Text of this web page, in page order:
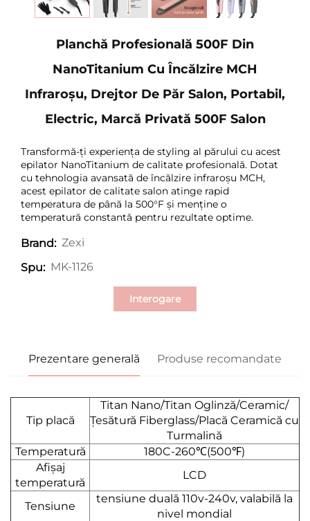
Planchă Profesională 500F Din
NanoTitanium Cu Încălzire MCH
Infraroșu, Drejtor De Păr Salon, Portabil,
Electric, Marcă Privată 500F Salon
Transformă-ți experiența de styling al părului cu acest
epilator NanoTitanium de calitate profesională. Dotat
cu tehnologia avansată de încălzire infraroșu MCH,
acest epilator de calitate salon atinge rapid
temperatura de până la 500°F și menține o
temperatură constantă pentru rezultate optime.
Brand: Zexi
Spu: MK-1126
Interogare
Prezentare generală Produse recomandate
Tip placă
Titan Nano/Titan Oglinză/Ceramic/
Țesătură Fiberglass/Placă Ceramică cu
Turmalină
Temperatură
180C-260℃(500℉)
Afișaj
temperatură
LCD
Tensiune
tensiune duală 110v-240v, valabilă la
nivel mondial